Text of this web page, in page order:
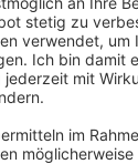
17:00 Uhr
Uhr
Folgen Sie uns